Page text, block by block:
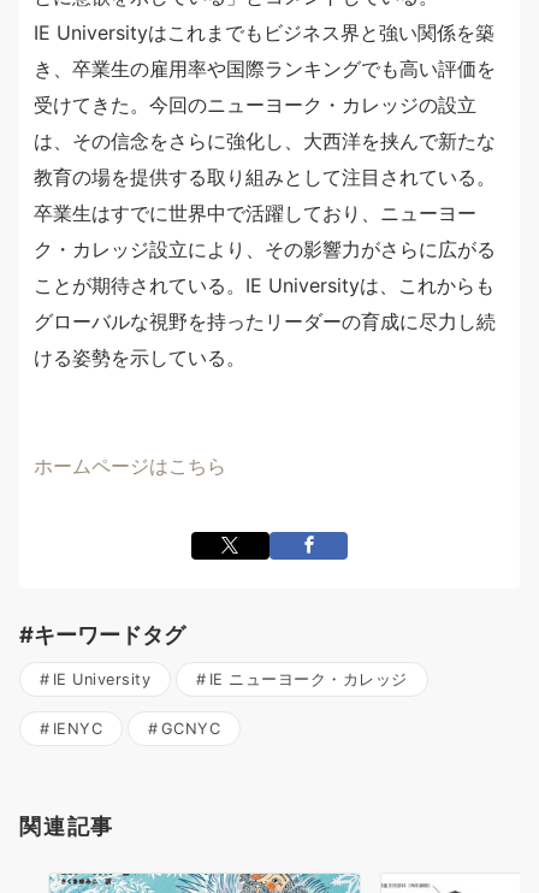
IE Universityはこれまでもビジネス界と強い関係を築
き、卒業生の雇用率や国際ランキングでも高い評価を
受けてきた。今回のニューヨーク・カレッジの設立
は、その信念をさらに強化し、大西洋を挟んで新たな
教育の場を提供する取り組みとして注目されている。
卒業生はすでに世界中で活躍しており、ニューヨー
ク・カレッジ設立により、その影響力がさらに広がる
ことが期待されている。IE Universityは、これからも
グローバルな視野を持ったリーダーの育成に尽力し続
ける姿勢を示している。
ホームページはこちら
#キーワードタグ
IE University IE ニューヨーク・カレッジ
IENYC GCNYC
関連記事